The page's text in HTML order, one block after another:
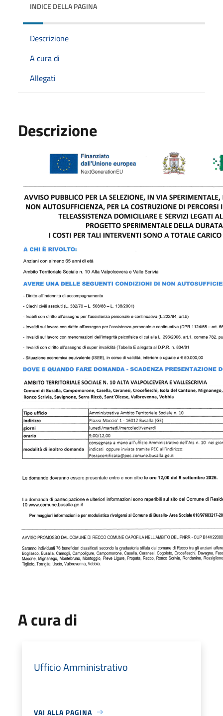
INDICE DELLA PAGINA
Descrizione
A cura di
Allegati
Descrizione
A cura di
Ufficio Amministrativo
VAI ALLA PAGINA